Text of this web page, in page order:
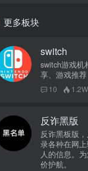
更多板块
switch
switch游戏机
享、游戏推荐
10
反诈黑版
反诈黑板版
录各种在网
人的信息。
价护航。